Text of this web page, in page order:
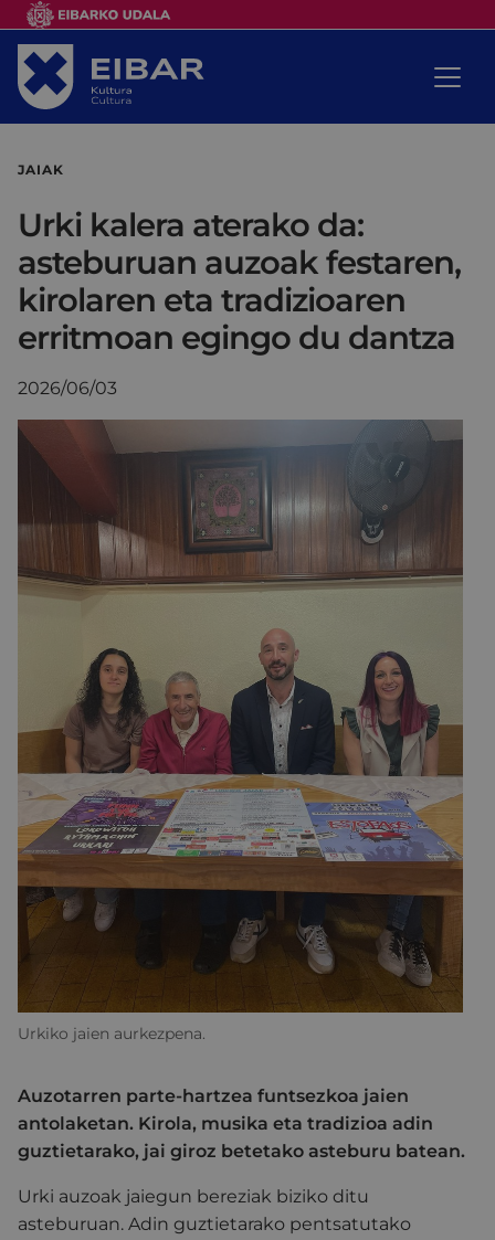
JAIAK
Urki kalera aterako da:
asteburuan auzoak festaren,
kirolaren eta tradizioaren
erritmoan egingo du dantza
2026/06/03
Urkiko jaien aurkezpena.
Auzotarren parte-hartzea funtsezkoa jaien
antolaketan. Kirola, musika eta tradizioa adin
guztietarako, jai giroz betetako asteburu batean.
Urki auzoak jaiegun bereziak biziko ditu
asteburuan. Adin guztietarako pentsatutako